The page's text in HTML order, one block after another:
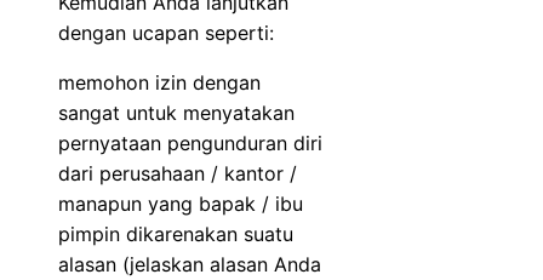
dengan ucapan seperti:
memohon izin dengan
sangat untuk menyatakan
pernyataan pengunduran diri
dari perusahaan / kantor /
manapun yang bapak / ibu
pimpin dikarenakan suatu
alasan (jelaskan alasan Anda